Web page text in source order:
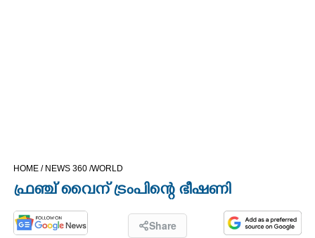
CINEMA
OPINION
HOME / NEWS 360 /WORLD
ഫ്രഞ്ച് വൈന് ട്രംപിന്റെ ഭീഷണി
Share